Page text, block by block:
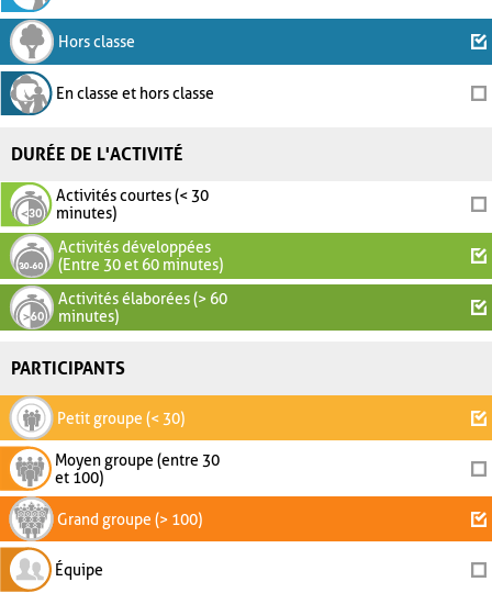
Hors classe
En classe et hors classe
DURÉE DE L'ACTIVITÉ
Activités courtes (< 30
minutes)
Activités développées
(Entre 30 et 60 minutes)
Activités élaborées (> 60
minutes)
PARTICIPANTS
Petit groupe (< 30)
Moyen groupe (entre 30
et 100)
Grand groupe (> 100)
Équipe